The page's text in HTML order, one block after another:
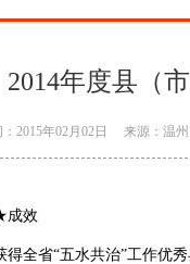
2014年度县（
2015年02月02日 来源：温
效
省“五水共治”工作优秀